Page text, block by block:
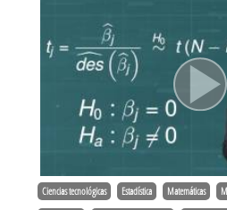
Ciencias tecnológicas Estadística Matemáticas